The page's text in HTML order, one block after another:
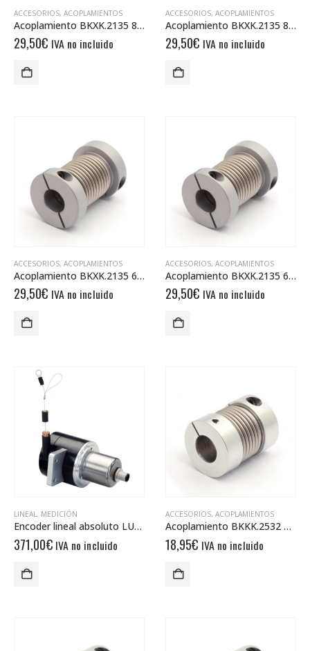
ACCESORIOS, ACOPLAMIENTOS
Acoplamiento BKXK.2135 8/10
29,50€ IVA no incluido
ACCESORIOS, ACOPLAMIENTOS
Acoplamiento BKXK.2135 8/8
29,50€ IVA no incluido
ACCESORIOS, ACOPLAMIENTOS
Acoplamiento BKXK.2135 6/8
29,50€ IVA no incluido
ACCESORIOS, ACOPLAMIENTOS
Acoplamiento BKXK.2135 6/6
29,50€ IVA no incluido
LINEAL, MEDICIÓN
Encoder lineal absoluto LU0-CA01B-1212-2P00-PAM
371,00€ IVA no incluido
ACCESORIOS, ACOPLAMIENTOS
Acoplamiento BKKK.2532 11/11
18,95€ IVA no incluido